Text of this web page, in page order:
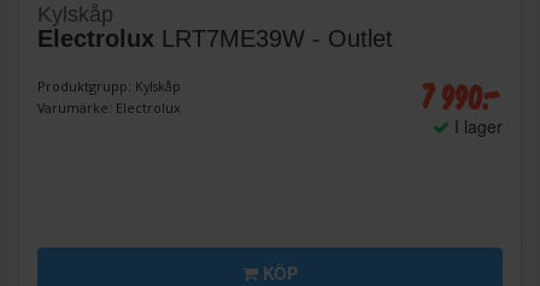
Kylskåp
Electrolux LRT7ME39W - Outlet
Produktgrupp: Kylskåp
Varumärke: Electrolux
7 990:-
I lager
KÖP